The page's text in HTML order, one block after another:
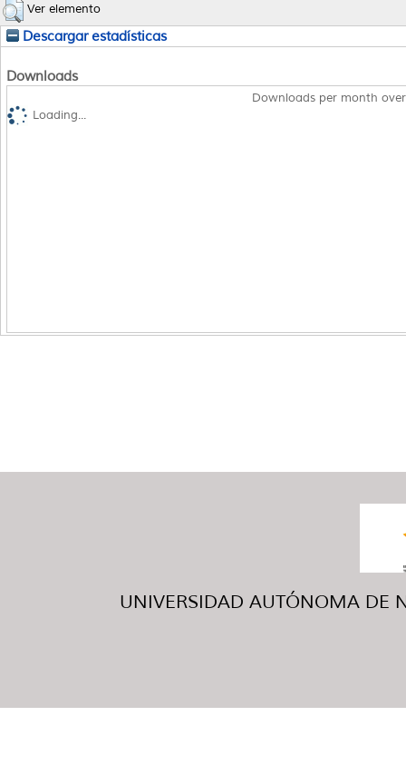
Ver elemento
Descargar estadísticas
Downloads
Downloads per month
Loading...
UNIVERSIDAD AUTÓNOMA DE